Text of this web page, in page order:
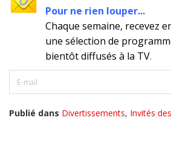
Pour ne rien louper...
Chaque semaine, recevez
une sélection de
bientôt diffusés à la TV.
Publié dans Divertissements, Invités